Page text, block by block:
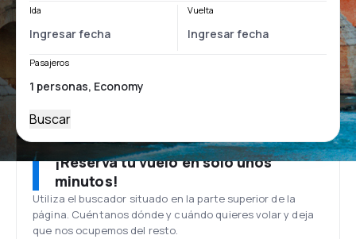
Ida Vuelta
Pasajeros
Buscar
¡Reserva tu vuelo en solo unos
minutos!
Utiliza el buscador situado en la parte superior de la
página. Cuéntanos dónde y cuándo quieres volar y deja
que nos ocupemos del resto.